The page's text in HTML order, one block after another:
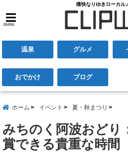
痛快なりゆきローカル
menu
温泉 グルメ
おでかけ ブログ
ホーム イベント 夏・秋まつり
みちのく阿波おどり
賞できる貴重な時間